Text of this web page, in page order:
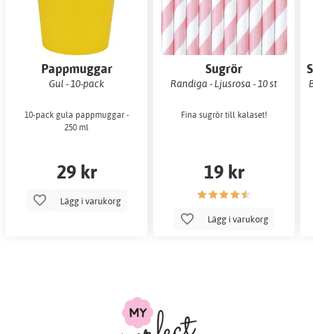
Pappmuggar
Gul - 10-pack
10-pack gula pappmuggar -
250 ml
29 kr
Lägg i varukorg
Sugrör
Randiga - Ljusrosa - 10 st
Fina sugrör till kalaset!
19 kr
Lägg i varukorg